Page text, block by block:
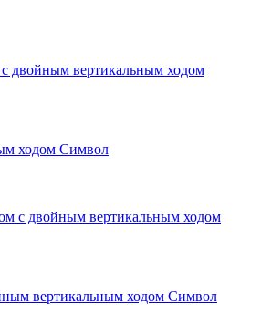
двойным вертикальным ходом
ходом Символ
с двойным вертикальным ходом
вертикальным ходом Символ